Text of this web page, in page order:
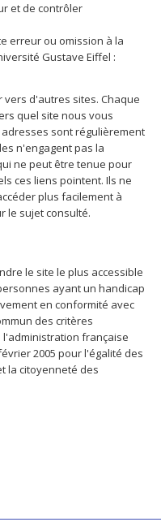
et de contrôler
erreur ou omission à la
Gustave Eiffel :
d'autres sites. Chaque
quel site nous vous
sont régulièrement
n'engagent pas la
ne peut être tenue pour
ces liens pointent. Ils ne
plus facilement à
le sujet consulté.
le site le plus accessible
ayant un handicap
en conformité avec
des critères
française
2005 pour l'égalité des
la citoyenneté des